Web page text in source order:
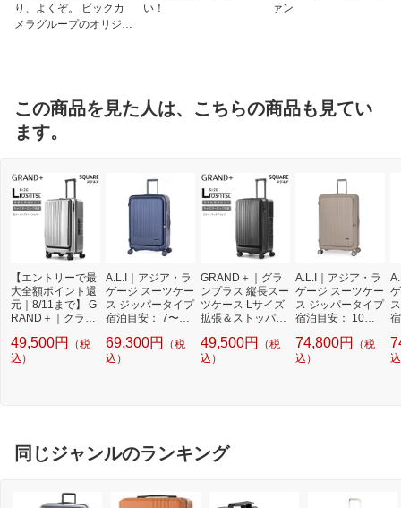
り、よくぞ。 ビックカ
メラグループのオリジナ
い！
ァン
この商品を見た人は、こちらの商品も見てい
ます。
【エントリーで最
大全額ポイント還
元｜8/11まで】 G
RAND＋｜グラン
ケース Lサイズ 拡
張＆ストッパー付
49,500円
（税
込）
A.L.I｜アジア・ラ
ゲージ スーツケー
ス ジッパータイプ
宿泊目安： 7〜9
ロントオープン 前
輪ストッパー 内装
69,300円
（税
込）
GRAND＋｜グラ
ンプラス 縦長スー
ツケース Lサイズ
拡張＆ストッパー
物サイズ対応 SQ
UARE (スクエア)
49,500円
（税
込）
A.L.I｜アジア・ラ
ゲージ スーツケー
ス ジッパータイプ
宿泊目安： 10日
きフロントオープ
ン 前輪ストッパー
74,800円
（税
込）
同じジャンルのランキング